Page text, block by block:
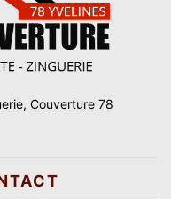
Couverture 78